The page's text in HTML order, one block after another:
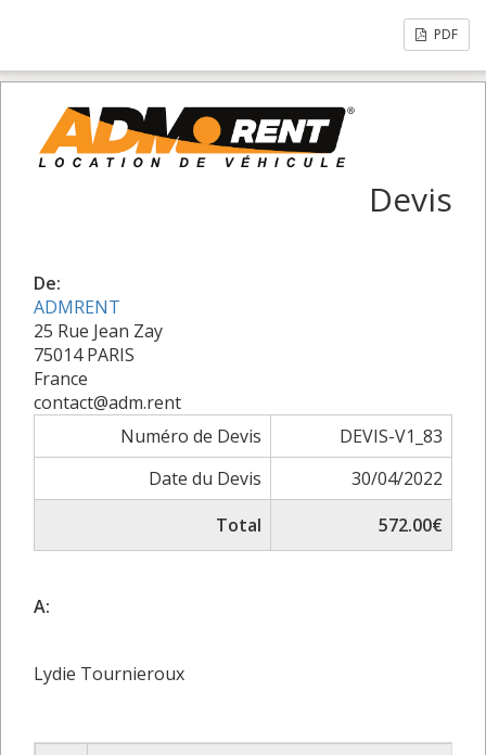
PDF
Devis
De:
ADMRENT
25 Rue Jean Zay
75014 PARIS
France
contact@adm.rent
Numéro de Devis
DEVIS-V1_83
Date du Devis
30/04/2022
Total
572.00€
A:
Lydie Tournieroux